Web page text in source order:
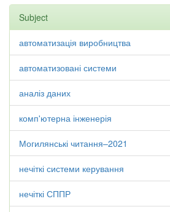
Subject
автоматизація виробництва
автоматизовані системи
аналіз даних
комп'ютерна інженерія
Могилянські читання–2021
нечіткі системи керування
нечіткі СППР